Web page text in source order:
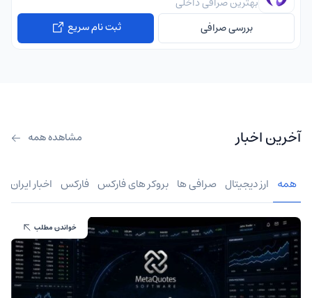
بررسی صرافی
ثبت نام سریع
آخرین اخبار مشاهده همه
همه ارز دیجیتال صرافی ها بروکر های فارکس فارکس اخبار ایران
خواندن مطلب